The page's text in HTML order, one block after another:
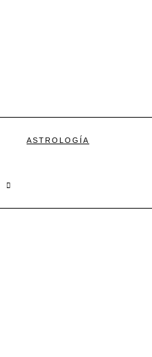
ASTROLOGÍA